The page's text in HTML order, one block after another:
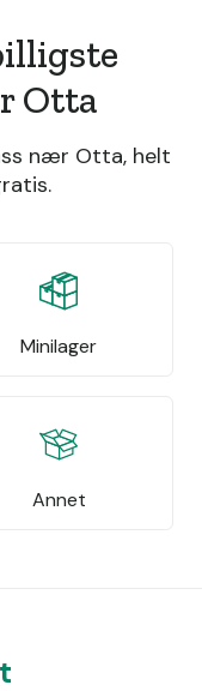
Otta
nær Otta, helt
Minilager
Annet